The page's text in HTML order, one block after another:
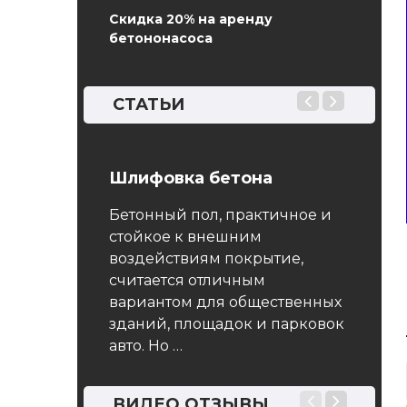
Скидка 20% на аренду
бетононасоса
СТАТЬИ
система
Шлифовка бетона
Бетонный пол, практичное и
стойкое к внешним
воздействиям покрытие,
считается отличным
вариантом для общественных
зданий, площадок и парковок
авто. Но …
и